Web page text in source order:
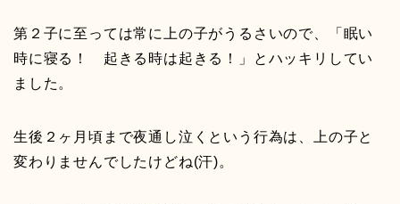
第２子に至っては常に上の子がうるさいので、「眠い
時に寝る！ 起きる時は起きる！」とハッキリしてい
ました。
生後２ヶ月頃まで夜通し泣くという行為は、上の子と
変わりませんでしたけどね(汗)。